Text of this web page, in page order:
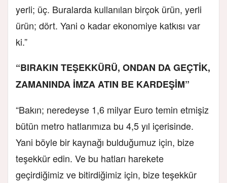
yerli; üç. Buralarda kullanılan birçok ürün, yerli
ürün; dört. Yani o kadar ekonomiye katkısı var
ki.”
“BIRAKIN TEŞEKKÜRÜ, ONDAN DA GEÇTİK,
ZAMANINDA İMZA ATIN BE KARDEŞİM”
“Bakın; neredeyse 1,6 milyar Euro temin etmişiz
bütün metro hatlarımıza bu 4,5 yıl içerisinde.
Yani böyle bir kaynağı bulduğumuz için, bize
teşekkür edin. Ve bu hatları harekete
geçirdiğimiz ve bitirdiğimiz için, bize teşekkür